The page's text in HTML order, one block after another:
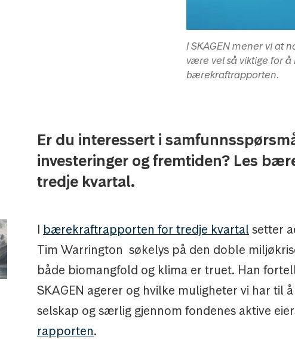
I SKAGEN mener vi at
være vel så viktige for
bærekraftrapporten.
Er du interessert i
investeringer og fremtiden? Les
tredje kvartal.
I bærekraftrapporten for tredje kvartal setter
Tim Warrington søkelys på den doble
både biomangfold og klima er truet. Han
SKAGEN agerer og hvilke muligheter vi har til
selskap og særlig gjennom fondenes aktive
rapporten.